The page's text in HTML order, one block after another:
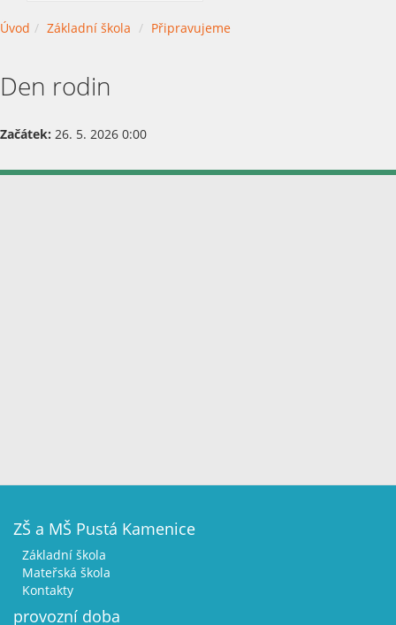
Úvod Základní škola Připravujeme
Den rodin
Začátek: 26. 5. 2026 0:00
ZŠ a MŠ Pustá Kamenice
Základní škola
Mateřská škola
Kontakty
provozní doba